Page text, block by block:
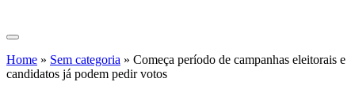
Home » Sem categoria » Começa período de campanhas eleitorais e
candidatos já podem pedir votos